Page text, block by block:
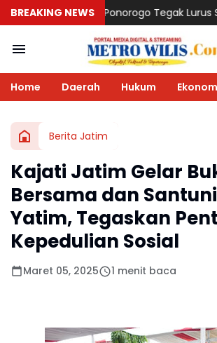
BREAKING NEWS
Tegak Lurus Satu Barisan, Siap
Home Daerah Hukum
Berita Jatim
Kajati Jatim Gelar
Bersama dan
Yatim, Tegaskan
Kepedulian Sosial
Maret 05, 2025 1 menit baca